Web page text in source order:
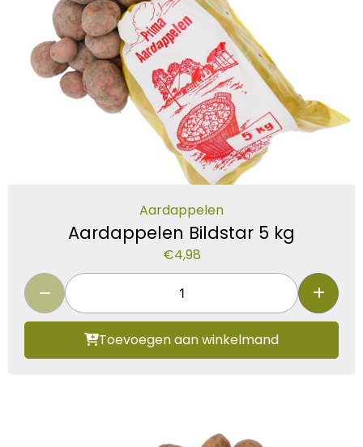
Aardappelen
Aardappelen Bildstar 5 kg
€4,98
Toevoegen aan winkelmand